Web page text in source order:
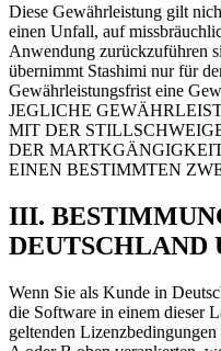
Diese Gewährleistung gilt
einen Unfall, auf
Anwendung zurückzuführen
übernimmt Stashimi nur für
Gewährleistungsfrist eine
JEGLICHE
MIT DER
DER
EINEN BESTIMMTEN
III.
DEUTSCHLAND
Wenn Sie als Kunde in
die Software in einem dieser
geltenden